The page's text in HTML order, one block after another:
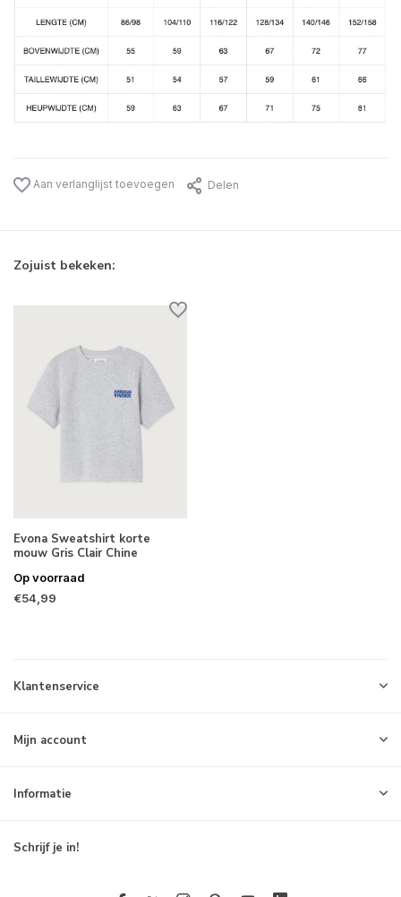
Aan verlanglijst toevoegen Delen
Zojuist bekeken:
Evona Sweatshirt korte
mouw Gris Clair Chine
Op voorraad
€54,99
Klantenservice
Mijn account
Informatie
Schrijf je in!